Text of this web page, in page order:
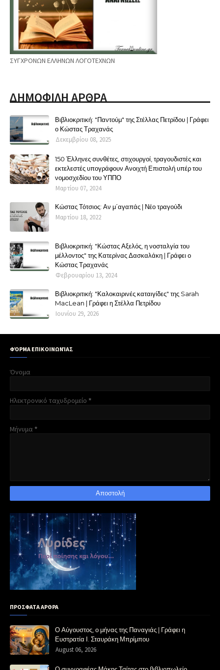
ΣΥΓΧΡΟΝΩΝ ΕΛΛΗΝΩΝ ΛΟΓΟΤΕΧΝΩΝ
ΔΗΜΟΦΙΛΗ ΑΡΘΡΑ
Βιβλιοκριτική: "Παντούμ" της Στέλλας Πετρίδου | Γράφει
ο Κώστας Τραχανάς
Δεκεμβρίου 08, 2025
150 Έλληνες συνθέτες, στιχουργοί, τραγουδιστές και
εκτελεστές υπογράφουν Ανοιχτή Επιστολή υπέρ του
νομοσχεδίου του ΥΠΠΟ
Μαρτίου 07, 2024
Κώστας Τότσιος: Αν μ΄αγαπάς | Νέο τραγούδι
Μαρτίου 18, 2022
Βιβλιοκριτική: "Κώστας Αξελός, η νοσταλγία του
μέλλοντος" της Κατερίνας Δασκαλάκη | Γράφει ο
Κώστας Τραχανάς
Φεβρουαρίου 13, 2024
Βιβλιοκριτική: "Καλοκαιρινές καταιγίδες" της Sarah
MacLean | Γράφει η Στέλλα Πετρίδου
Ιουνίου 29, 2026
ΦΌΡΜΑ ΕΠΙΚΟΙΝΩΝΊΑΣ
Όνομα
Ηλεκτρονικό ταχυδρομείο *
Μήνυμα *
ΠΡΟΣΦΑΤΑ ΑΡΘΡΑ
Ο Αύγουστος, ο μήνας της Παναγιάς | Γράφει η
Ευστρατία Ι. Σταυράκη Μπρίμπου
August 06, 2026